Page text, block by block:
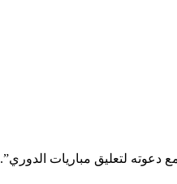
مع دعوته لتعليق مباريات الدوري”.